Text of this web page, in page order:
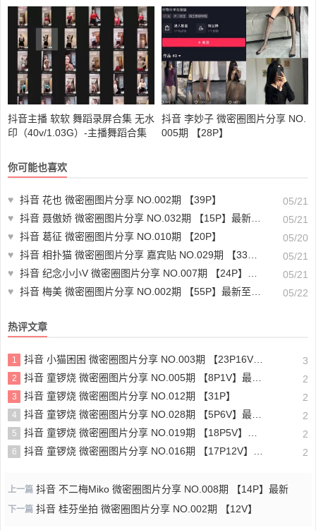
3.7.25
3.10.25
抖音主播 软软 舞蹈录屏合集 无水
印（40v/1.03G）-主播舞蹈合集
抖音 李妙子 微密圈图片分享 NO.
005期 【28P】
你可能也喜欢
♥ 抖音 花也 微密圈图片分享 NO.002期 【39P】
05/21
♥ 抖音 聂傲娇 微密圈图片分享 NO.032期 【15P】最新至：2023.7.26
05/21
♥ 抖音 葛征 微密圈图片分享 NO.010期 【20P】
05/20
♥ 抖音 相扑猫 微密圈图片分享 嘉宾贴 NO.029期 【33P】最新至：2023.11.05
05/21
♥ 抖音 纪念小小V 微密圈图片分享 NO.007期 【24P】最新至：2023.6.19
05/21
♥ 抖音 梅美 微密圈图片分享 NO.002期 【55P】最新至：2024.1.25 05/22
热评文章
1 抖音 小猫困困 微密圈图片分享 NO.003期 【23P16V】最新至：2025.1.23 3
2 抖音 童锣烧 微密圈图片分享 NO.005期 【8P1V】最新至：2023.6.11 2
3 抖音 童锣烧 微密圈图片分享 NO.012期 【31P】 2
4 抖音 童锣烧 微密圈图片分享 NO.028期 【5P6V】最新至：2025.4.9 2
5 抖音 童锣烧 微密圈图片分享 NO.019期 【18P5V】最新至：2024.11.27 2
6 抖音 童锣烧 微密圈图片分享 NO.016期 【17P12V】最新至：2024.11.12 2
上一篇 抖音 不二梅Miko 微密圈图片分享 NO.008期 【14P】最新
下一篇 抖音 桂芬坐拍 微密圈图片分享 NO.002期 【12V】